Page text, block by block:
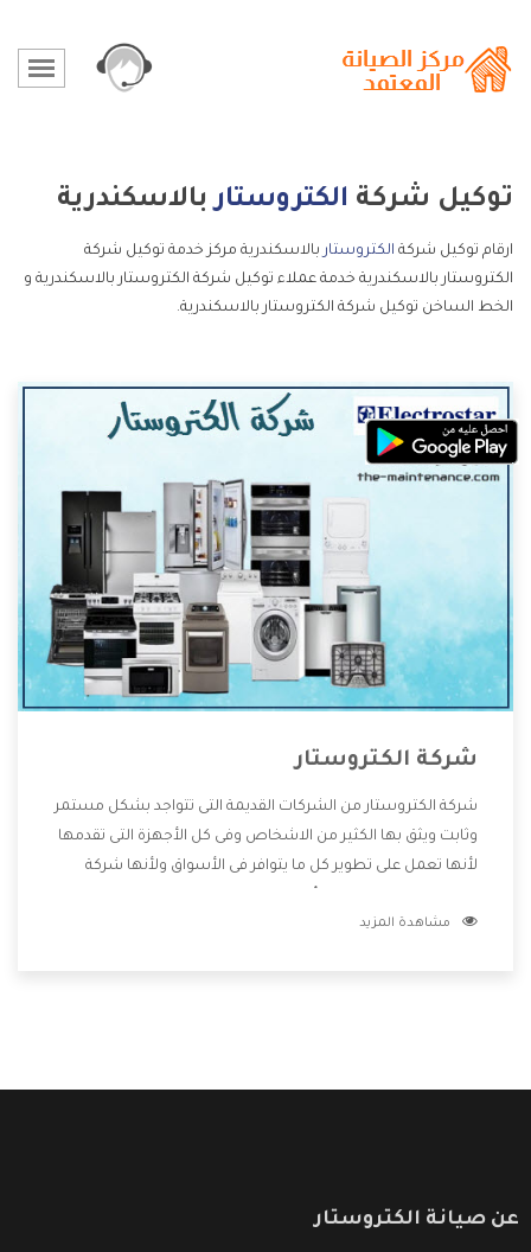
توكيل شركة الكتروستاربالاسكندرية
ارقام توكيل شركة الكتروستار بالاسكندرية مركز خدمة توكيل شركة
الكتروستار بالاسكندرية خدمة عملاء توكيل شركة الكتروستار بالاسكندرية و
الخط الساخن توكيل شركة الكتروستار بالاسكندرية.
شركة الكتروستار
شركة الكتروستار من الشركات القديمة التى تتواجد بشكل مستمر
وثابت ويثق بها الكثير من الاشخاص وفى كل الأجهزة التى تقدمها
لأنها تعمل على تطوير كل ما يتوافر فى الأسواق ولأنها شركة
وتقدم للعملاء أقوى العروض والخصومات التى تسهل على
مشاهدة المزيد
عن صيانة الكتروستار